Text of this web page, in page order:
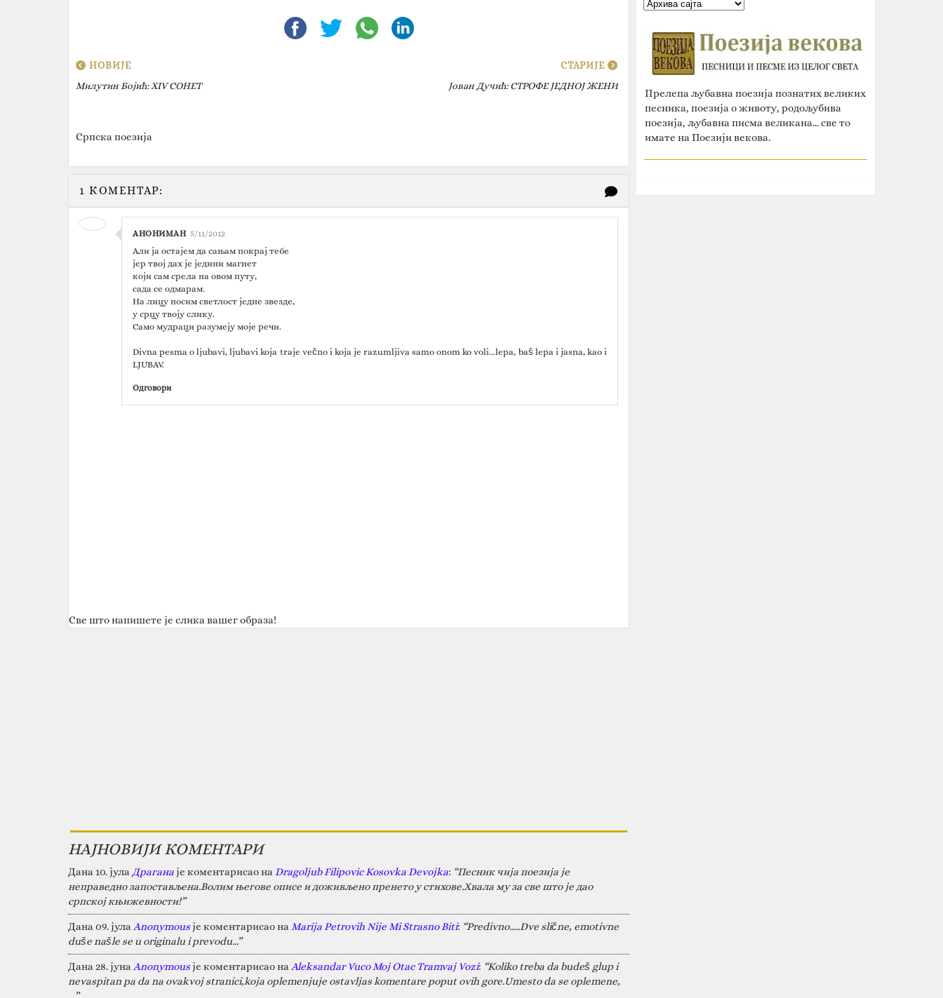
НОВИЈЕ
Милутин Бојић‎: XIV СОНЕТ
СТАРИЈЕ
Јован Дучић: СТРОФЕ ЈЕДНОЈ ЖЕНИ
Српска поезија
1 КОМЕНТАР:
АНОНИМАН 5/11/2012
Али ја остајем да сањам покрај тебе
јер твој дах је једини магнет
који сам срела на овом путу,
сада се одмарам.
На лицу носим светлост једне звезде,
у срцу твоју слику.
Само мудраци разумеју моје речи.
Divna pesma o ljubavi, ljubavi koja traje večno i koja je razumljiva samo onom ko voli...lepa, baš lepa i jasna, kao i
LJUBAV.
Одговори
Све што напишете је слика вашег образа!
НАЈНОВИЈИ КОМЕНТАРИ
Дана 10. јула Драгана је коментарисао на Dragoljub Filipovic Kosovka Devojka: “Песник чија поезија је
неправедно запостављена.Волим његове описе и доживљено пренето у стихове.Хвала му за све што је дао
српској књижевности!”
Дана 09. јула Anonymous је коментарисао на Marija Petrovih Nije Mi Strasno Biti: “Predivno.....Dve slične, emotivne
duše našle se u originalu i prevodu...”
Дана 28. јуна Anonymous је коментарисао на Aleksandar Vuco Moj Otac Tramvaj Vozi: “Koliko treba da budeš glup i
nevaspitan pa da na ovakvoj stranici,koja oplemenjuje ostavljas komentare poput ovih gore.Umesto da se oplemene,
Прелепа љубавна поезија познатих великих
песника, поезија о животу, родољубива
поезија, љубавна писма великана... све то
имате на Поезији векова.